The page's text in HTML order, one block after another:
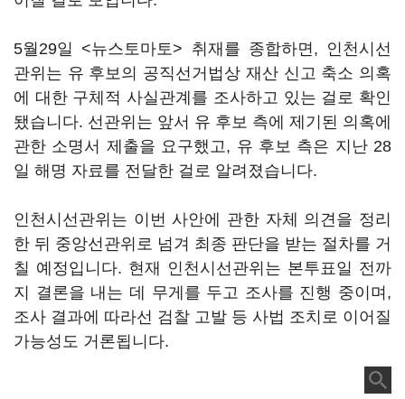
5월29일 <뉴스토마토> 취재를 종합하면, 인천시선
관위는 유 후보의 공직선거법상 재산 신고 축소 의혹
에 대한 구체적 사실관계를 조사하고 있는 걸로 확인
됐습니다. 선관위는 앞서 유 후보 측에 제기된 의혹에
관한 소명서 제출을 요구했고, 유 후보 측은 지난 28
일 해명 자료를 전달한 걸로 알려졌습니다.
인천시선관위는 이번 사안에 관한 자체 의견을 정리
한 뒤 중앙선관위로 넘겨 최종 판단을 받는 절차를 거
칠 예정입니다. 현재 인천시선관위는 본투표일 전까
지 결론을 내는 데 무게를 두고 조사를 진행 중이며,
조사 결과에 따라선 검찰 고발 등 사법 조치로 이어질
가능성도 거론됩니다.